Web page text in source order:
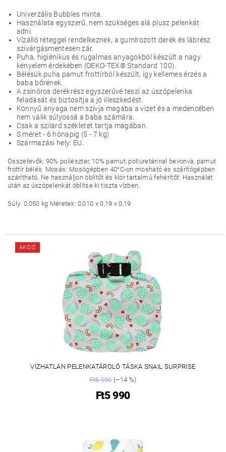
Univerzális Bubbles minta.
Használata egyszerű, nem szükséges alá plusz pelenkát
adni.
Vízálló réteggel rendelkeznek, a gumírozott derék és lábrész
szivárgásmentesen zár.
Puha, higiénikus és rugalmas anyagokból készült a nagy
kényelem érdekében (OEKO-TEX® Standard 100).
Bélésük puha pamut frottírból készült, így kellemes érzés a
baba bőrének.
A zsinóros derékrész egyszerűvé teszi az úszópelenka
feladását és biztosítja a jó illeszkedést.
Könnyű anyaga nem szívja magába a vizet és a medencében
nem válik súlyossá a baba számára.
Csak a szilárd székletet tartja magában.
S méret - 6 hónapig (5 - 7 kg)
Származási hely: EU.
Összetevők: 90% poliészter, 10% pamut, poliuretánnal bevonva, pamut
frottír bélés. Mosás: Mosógépben 40°C-on mosható és szárítógépben
szárítható. Ne használjon öblítőt és klór tartalmú fehérítőt. Használat
után az úszópelenkát öblítse ki tiszta vízben.
Súly: 0,050 kg Méretek: 0,010 x 0,19 x 0,19
AKCIÓ
VÍZHATLAN PELENKATÁROLÓ TÁSKA SNAIL SURPRISE
Ft6 990(–14 %)
Ft5 990